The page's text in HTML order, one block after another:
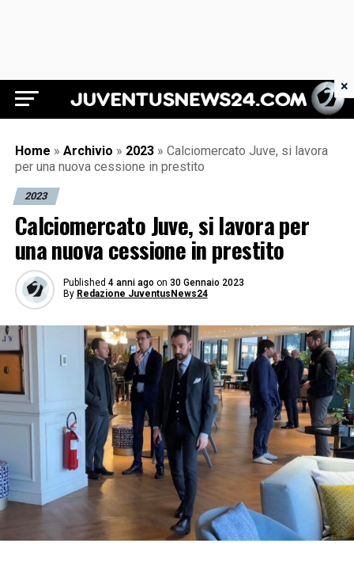
Juventus News 24
Home » Archivio » 2023 » Calciomercato Juve, si lavora
per una nuova cessione in prestito
2023
Calciomercato Juve, si lavora per
una nuova cessione in prestito
Published 4 anni ago on 30 Gennaio 2023
By Redazione JuventusNews24
×